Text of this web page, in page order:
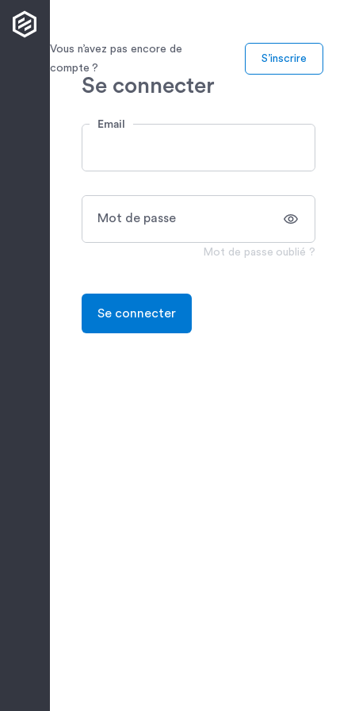
Vous n’avez pas encore de
compte ?
S’inscrire
Se connecter
Email
Mot de passe
Mot de passe oublié ?
Se connecter